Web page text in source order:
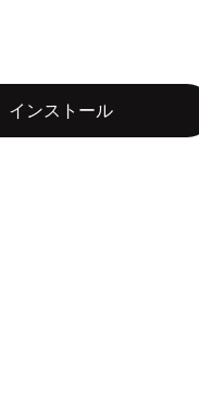
インストール